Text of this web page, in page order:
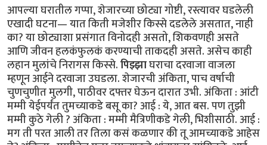
आपल्या घरातील गप्पा, शेजारच्या छोट्या गोष्टी, रस्त्यावर घडलेली
एखादी घटना— यात किती मजेशीर किस्से दडलेले असतात, नाही
का? या छोट्याशा प्रसंगात विनोदही असतो, शिकवणही असते
आणि जीवन हलकंफुलकं करण्याची ताकदही असते. असेच काही
लहान मुलांचे निरागस किस्से.पिझ्झाघराचा दरवाजा वाजला
म्हणून आईने दरवाजा उघडला. शेजारची अंकिता, पाच वर्षाची
चुणचुणीत मुलगी, पाठीवर दफ्तर घेऊन दारात उभी. अंकिता : आंटी
मम्मी येईपर्यंत तुमच्याकडे बसू का? आई : ये, आत बस. पण तुझी
मम्मी कुठे गेली ? अंकिता : मम्मी मैत्रिणीकडे गेली, भिशीसाठी. आई :
मग ती परत आली तर तिला कसं कळणार की तू आमच्याकडे आहेस